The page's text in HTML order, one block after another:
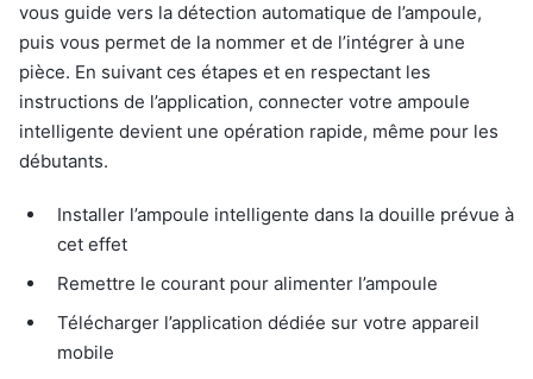
vous guide vers la détection automatique de l’ampoule,
puis vous permet de la nommer et de l’intégrer à une
pièce. En suivant ces étapes et en respectant les
instructions de l’application, connecter votre ampoule
intelligente devient une opération rapide, même pour les
débutants.
Installer l’ampoule intelligente dans la douille prévue à
cet effet
Remettre le courant pour alimenter l’ampoule
Télécharger l’application dédiée sur votre appareil
mobile